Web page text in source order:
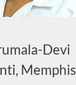
Devi
Memphis